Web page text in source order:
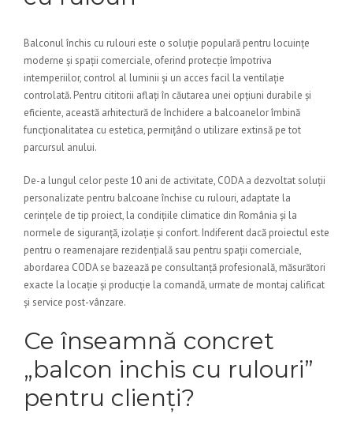
Balconul închis cu rulouri este o soluție populară pentru locuințe
moderne și spații comerciale, oferind protecție împotriva
intemperiilor, control al luminii și un acces facil la ventilație
controlată. Pentru cititorii aflați în căutarea unei opțiuni durabile și
eficiente, această arhitectură de închidere a balcoanelor îmbină
funcționalitatea cu estetica, permițând o utilizare extinsă pe tot
parcursul anului.
De-a lungul celor peste 10 ani de activitate, CODA a dezvoltat soluții
personalizate pentru balcoane închise cu rulouri, adaptate la
cerințele de tip proiect, la condițiile climatice din România și la
normele de siguranță, izolație și confort. Indiferent dacă proiectul este
pentru o reamenajare rezidențială sau pentru spații comerciale,
abordarea CODA se bazează pe consultanță profesională, măsurători
exacte la locație și producție la comandă, urmate de montaj calificat
și service post-vânzare.
Ce înseamnă concret
„balcon inchis cu rulouri”
pentru clienți?